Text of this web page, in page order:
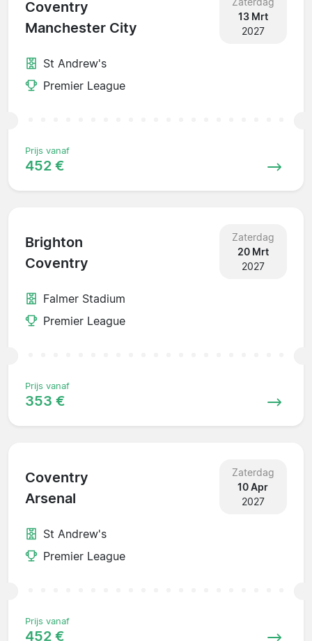
Coventry
Manchester City
13 Mrt
2027
St Andrew's
Premier League
Prijs vanaf
452 €
Brighton
Coventry
Zaterdag
20 Mrt
2027
Falmer Stadium
Premier League
Prijs vanaf
353 €
Coventry
Arsenal
Zaterdag
10 Apr
2027
St Andrew's
Premier League
Prijs vanaf
452 €